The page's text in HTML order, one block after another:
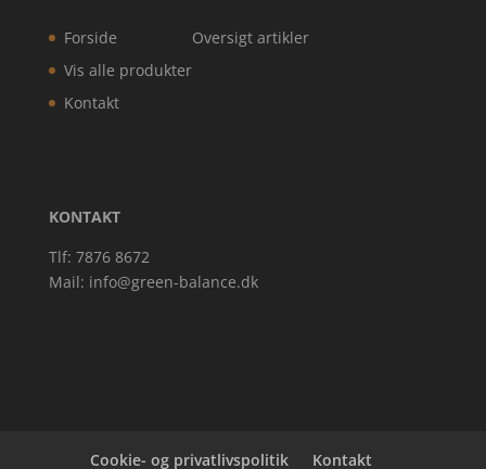
Forside
Vis alle produkter
Kontakt
Oversigt artikler
KONTAKT
Tlf: 7876 8672
Mail: info@green-balance.dk
Cookie- og privatlivspolitik Kontakt